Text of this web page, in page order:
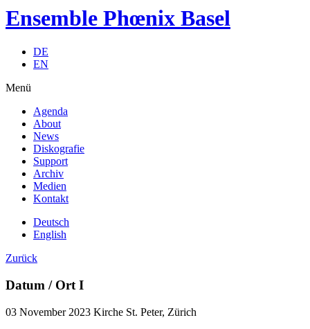
Ensemble Phœnix Basel
DE
EN
Menü
Agenda
About
News
Diskografie
Support
Archiv
Medien
Kontakt
Deutsch
English
Zurück
Datum / Ort I
03 November 2023 Kirche St. Peter, Zürich